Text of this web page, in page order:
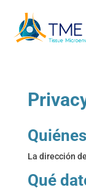
La dirección
Qué